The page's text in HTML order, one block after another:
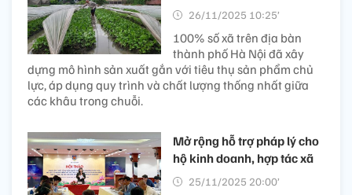
26/11/2025 10:25’
100% số xã trên địa bàn
thành phố Hà Nội đã xây
dựng mô hình sản xuất gắn với tiêu thụ sản phẩm chủ
lực, áp dụng quy trình và chất lượng thống nhất giữa
các khâu trong chuỗi.
Mở rộng hỗ trợ pháp lý cho
hộ kinh doanh, hợp tác xã
25/11/2025 20:00’